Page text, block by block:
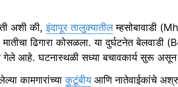
अशी की,इंदापूर तालुक्यातीलम्हसोबावाडी
ढिगारा कोसळला. या दुर्घटनेत बेलवाडी
गेले आहे. घटनास्थळी सध्या बचावकार्य सुरू
कामगारांच्याकुटूंबीयआणि नातेवाईकांचे अश्रु